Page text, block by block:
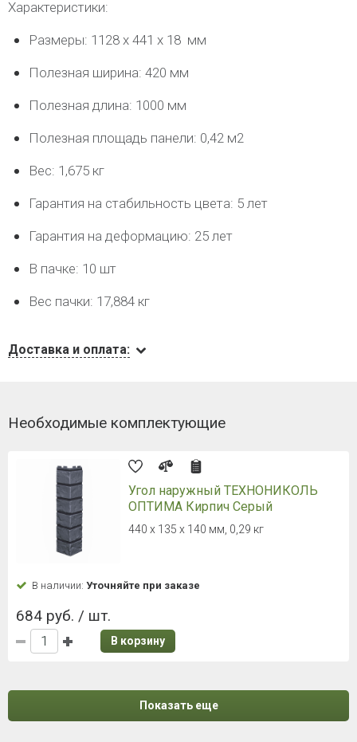
Характеристики:
Размеры: 1128 х 441 х 18 мм
Полезная ширина: 420 мм
Полезная длина: 1000 мм
Полезная площадь панели: 0,42 м2
Вес: 1,675 кг
Гарантия на стабильность цвета: 5 лет
Гарантия на деформацию: 25 лет
В пачке: 10 шт
Вес пачки: 17,884 кг
Доставка и оплата:
Необходимые комплектующие
Угол наружный ТЕХНОНИКОЛЬ
ОПТИМА Кирпич Серый
440 х 135 х 140 мм, 0,29 кг
В наличии: Уточняйте при заказе
684 руб. / шт.
В корзину
Показать еще